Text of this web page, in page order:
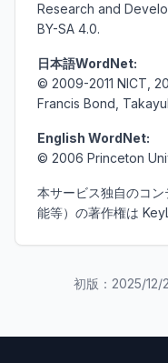
Research and
BY-SA 4.0.
日本語WordNet:
© 2009-2011 NICT,
Francis Bond,
English WordNet:
© 2006 Princeton
本サービス独自のコ
能等）の著作権は
初版：2025/